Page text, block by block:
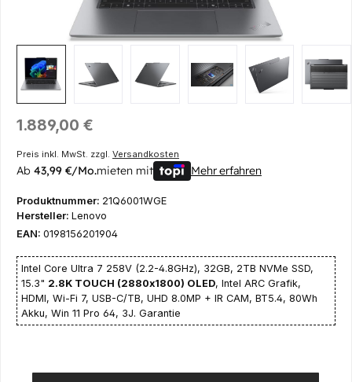
Regulärer Preis:
1.889,00 €
Preis inkl. MwSt. zzgl. Versandkosten
Ab 43,99 €/Mo.mieten mit Mehr erfahren
Produktnummer: 21Q6001WGE
Hersteller: Lenovo
EAN: 0198156201904
Intel Core Ultra 7 258V (2.2-4.8GHz), 32GB, 2TB NVMe SSD,
15.3" 2.8K TOUCH (2880x1800) OLED, Intel ARC Grafik,
HDMI, Wi-Fi 7, USB-C/TB, UHD 8.0MP + IR CAM, BT5.4, 80Wh
Akku, Win 11 Pro 64, 3J. Garantie